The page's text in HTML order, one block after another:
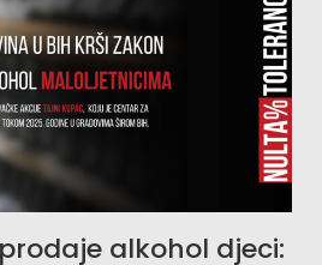
alkohol djeci: